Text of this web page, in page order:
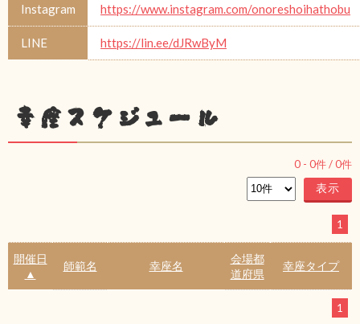
Instagram https://www.instagram.com/onoreshoihathobu
LINE https://lin.ee/dJRwByM
幸座スケジュール
0 - 0件 /0件
1
開催日
▲
師範名 幸座名
会場都
道府県
幸座タイプ
1